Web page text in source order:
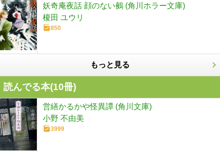
妖奇庵夜話 顔のない鵺 (角川ホラー文庫)
榎田 ユウリ
850
もっと見る
読んでる本(10冊)
営繕かるかや怪異譚 (角川文庫)
小野 不由美
3999